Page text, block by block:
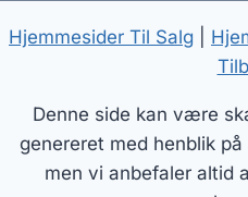
Hjemmesider Til Salg
Denne side kan være
genereret med henblik
men vi anbefaler altid